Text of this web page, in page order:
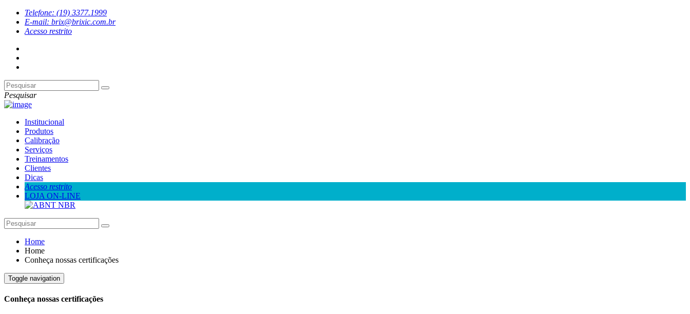
Telefone: (19) 3377.1999
E-mail: brix@brixic.com.br
Acesso restrito
Pesquisar
Institucional
Produtos
Calibração
Serviços
Treinamentos
Clientes
Dicas
Acesso restrito
LOJA ON-LINE
Home
Home
Conheça nossas certificações
Toggle navigation
Conheça nossas certificações